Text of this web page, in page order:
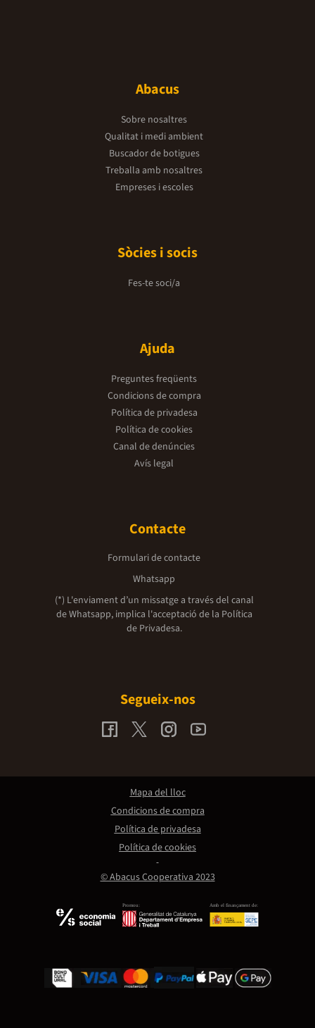
Abacus
Sobre nosaltres
Qualitat i medi ambient
Buscador de botigues
Treballa amb nosaltres
Empreses i escoles
Sòcies i socis
Fes-te soci/a
Ajuda
Preguntes freqüents
Condicions de compra
Política de privadesa
Política de cookies
Canal de denúncies
Avís legal
Contacte
Formulari de contacte
Whatsapp
(*) L'enviament d’un missatge a través del canal
de Whatsapp, implica l'acceptació de la Política
de Privadesa.
Segueix-nos
Promou: Amb el finançament de:
© Abacus Cooperativa 2023
Mapa del lloc
Condicions de compra
Política de privadesa
Política de cookies